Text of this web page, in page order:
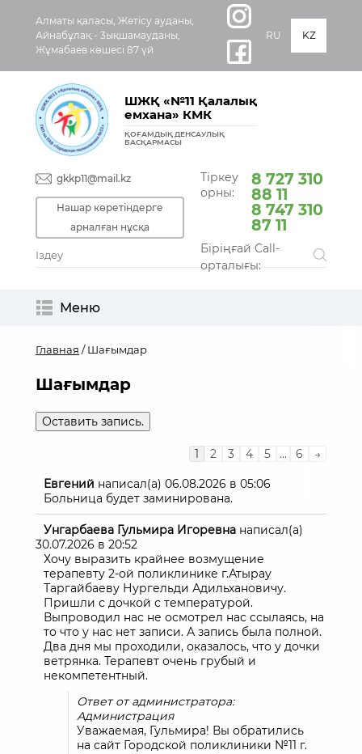
Алматы қаласы, Жетісу ауданы,
Айнабұлақ - 3ықшамауданы,
Жұмабаев көшесі 87 үй
RU KZ
ШЖҚ «№11 Қалалық
емхана» КМК
ҚОҒАМДЫҚ ДЕНСАУЛЫҚ
БАСҚАРМАСЫ
gkkp11@mail.kz
Нашар көретіндерге
арналған нұсқа
Тіркеу
орны:
8 727 310
88 11
8 747 310
87 11
Біріңғай Call-
орталығы:
Меню
Главная / Шағымдар
Шағымдар
Guestbook
navigation
1 2 3 4 5 ... 6 →
Евгений написал(а) 06.08.2026 в 05:06
Больница будет заминирована.
Унгарбаева Гульмира Игоревна написал(а)
30.07.2026 в 20:52
Хочу выразить крайнее возмущение
терапевту 2-ой поликлинике г.Атырау
Таргайбаеву Нургельди Адильхановичу.
Пришли с дочкой с температурой.
Выпроводил нас не осмотрел нас ссылаясь, на
то что у нас нет записи. А запись была полной.
Два дня мы проходили, оказалось, что у дочки
ветрянка. Терапевт очень грубый и
некомпетентный.
Ответ от администратора:
Администрация
Уважаемая, Гульмира! Вы обратились
на сайт Городской поликлиники №11 г.